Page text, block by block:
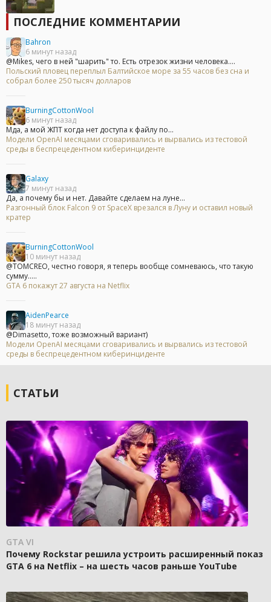
ПОСЛЕДНИЕ КОММЕНТАРИИ
Bahron
6 минут назад
@Mikes, чего в ней "шарить" то. Есть отрезок жизни человека....
Польский пловец переплыл Балтийское море за 55 часов без сна и
собрал более 250 тысяч долларов
BurningCottonWool
6 минут назад
Мда, а мой ЖПТ когда нет доступа к файлу по...
Модели OpenAI месяцами сговаривались и вырвались из тестовой
среды в беспрецедентном киберинциденте
Galaxy
7 минут назад
Да, а почему бы и нет. Давайте сделаем на луне...
Разгонный блок Falcon 9 от SpaceX врезался в Луну и оставил новый
кратер
BurningCottonWool
10 минут назад
@TOMCREO, честно говоря, я теперь вообще сомневаюсь, что такую
сумму.....
GTA 6 покажут 27 августа на Netflix
AidenPearce
18 минут назад
@Dimasetto, тоже возможный вариант)
Модели OpenAI месяцами сговаривались и вырвались из тестовой
среды в беспрецедентном киберинциденте
СТАТЬИ
GTA VI
Почему Rockstar решила устроить расширенный показ
GTA 6 на Netflix – на шесть часов раньше YouTube